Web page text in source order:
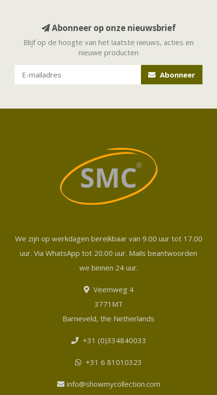
Abonneer op onze nieuwsbrief
Blijf op de hoogte van het laatste nieuws, acties en
nieuwe producten
Abonneer
We zijn op werkdagen bereikbaar van 9.00 uur tot 17.00
uur. Via WhatsApp tot 20.00 uur. Mails beantwoorden
we binnen 24 uur.
Veemweg 4
3771MT
Barneveld, the Netherlands
+31 (0)334840033
+31 6 81010323
info@showmycollection.com